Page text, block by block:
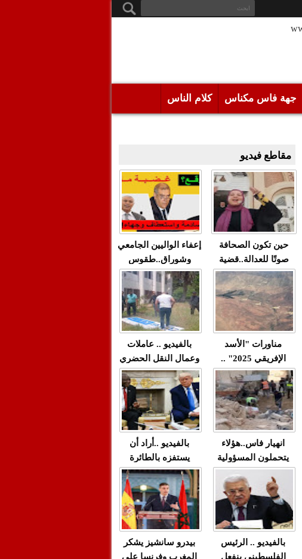
جهة فاس مكناس كلام الناس
مقاطع فيديو
حين تكون الصحافة
صوتًا للعدالة..قضية
"مولات 88 غرزة"
مثالا(فيديو)
متابعة حميد طولست
في زمن تزداد فيه
حالات العنف ضد
النساء ويغيب فيه أحيانًا
صدى العدالة في
ردهات الم...
إعفاء الواليين الجامعي
وشوراق..طقوس
صادمة وملتمس
"الوجهاء"؟/ صمت
وزارة الداخلية؟/أين
الوزير التوفيق؟(فيديو)
بالفيديو .. عاملات
وعمال النقل الحضري
بفاس يعبرون عن
ارتياحهم بعد إنهاء عقد
شركة "سيتي باص"
مناورات "الأسد
الإفريقي 2025" ..
شاهد القاذفة النووية
في تدريب مع ثماني
مقاتلات من نوع F-16
تابعة للقوات الجوية
الملكية المغربية
بالفيديو ..أراد أن
يستفزه بالطائرة
القطرية لكن ترامب
فضحه أمام العالم
بالحجة والدليل
انهيار فاس..هؤلاء
يتحملون المسؤولية
ومآسي العمارات
العشوائية مفتوحة
بيدرو سانشيز يشكر
المغرب وفرنسا على
بالفيديو .. الرئيس
الفلسطيني ينفعل